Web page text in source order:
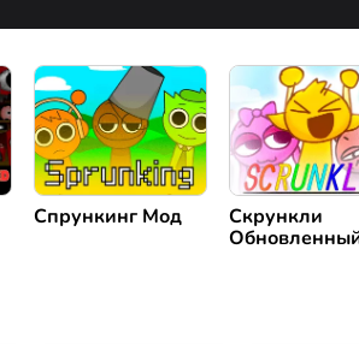
Спрункинг Мод
Скрункли